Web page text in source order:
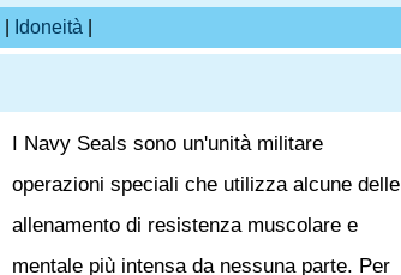
Idoneità
I Navy Seals sono un'unità militare
operazioni speciali che utilizza alcune delle
allenamento di resistenza muscolare e
mentale più intensa da nessuna parte. Per